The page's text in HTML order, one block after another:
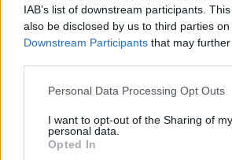
IAB’s list of downstream participants.
also be disclosed by us to third parties on
Downstream Participants that may
Please note that this website/app uses
not limited to your visit or usage
grant or deny consent to Google and its
use your data for below specified
Personal Data Processing Opt Outs
I want to opt-out of the Sharing of my
personal data.
Opted In
LEGFRISSEBB
Országos hírek
KECSKEMÉTEN IS SZAKIRÁNYÚ
TOVÁBBKÉPZÉSEKKEL ERŐSÍT A
EGYETEM